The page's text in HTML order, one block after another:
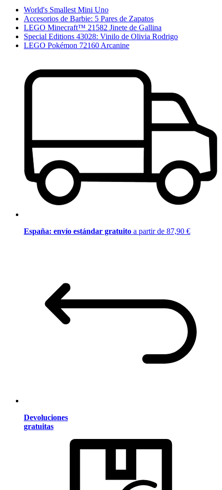
World's Smallest Mini Uno
Accesorios de Barbie: 5 Pares de Zapatos
LEGO Minecraft™ 21582 Jinete de Gallina
Special Editions 43028: Vinilo de Olivia Rodrigo
LEGO Pokémon 72160 Arcanine
España: envío estándar gratuito a partir de 87,90 €
Devoluciones
gratuitas